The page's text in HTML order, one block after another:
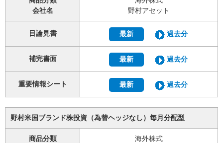
会社名
野村アセット
目論見書 最新 過去分
補完書面 最新 過去分
重要情報シート 最新 過去分
野村米国ブランド株投資（為替ヘッジなし）毎月分配型
商品分類
海外株式